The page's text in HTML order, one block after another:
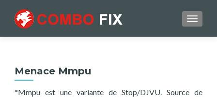
Menace Mmpu
*Mmpu est une variante de Stop/DJVU. Source de